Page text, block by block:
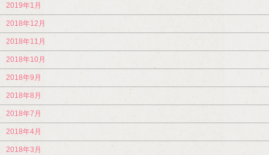
2019年1月
2018年12月
2018年11月
2018年10月
2018年9月
2018年8月
2018年7月
2018年4月
2018年3月